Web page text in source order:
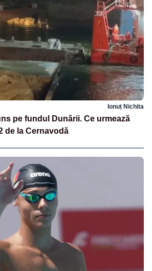
Ionuț Nichita
pe fundul Dunării. Ce urmează
de la Cernavodă